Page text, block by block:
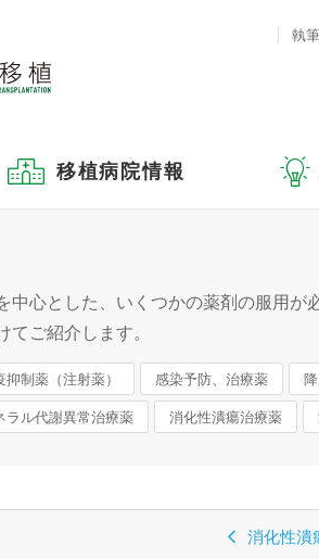
移植病院情報
執
中心とした、いくつかの薬剤の服用
てご紹介します。
抑制薬（注射薬） 感染予防、治療薬
ラル代謝異常治療薬 消化性潰瘍治療薬
消化性潰